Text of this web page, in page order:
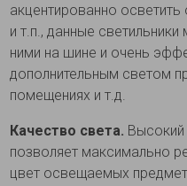
акцентированно
и т.п., данные
ними на шине и очень
дополнительным светом
помещениях и т.д.
Качество света. Высокий
позволяет максимально
цвет освещаемых